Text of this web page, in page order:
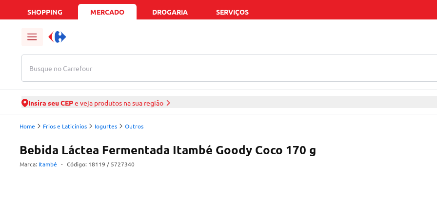
SHOPPING MERCADO DROGARIA SERVIÇOS
Busque no Carrefour
Insira seu CEPe veja produtos na sua região
Home Frios e Laticínios Iogurtes Outros
Bebida Láctea Fermentada Itambé Goody Coco 170 g
Marca: Itambé - Código: 18119 / 5727340